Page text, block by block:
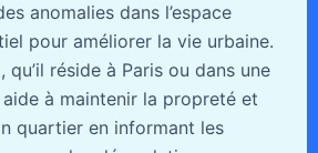
anomalies dans l’espace
pour améliorer la vie urbaine.
qu’il réside à Paris ou dans une
à maintenir la propreté et
quartier en informant les